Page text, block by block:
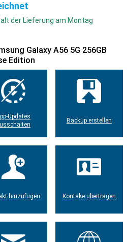
der Lieferung am Montag
Galaxy A56 5G 256GB
Edition
Updates
Backup erstellen
hinzufügen Kontake übertragen